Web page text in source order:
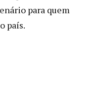
para quem
país.